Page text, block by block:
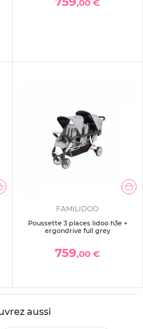
,00 €
FAMILIDOO
Poussette 3 places lidoo h3e +
ergondrive full grey
759,00 €
aussi